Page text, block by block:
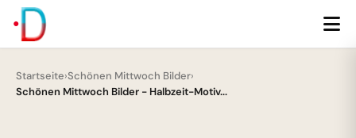
Startseite›Schönen Mittwoch Bilder›
Schönen Mittwoch Bilder - Halbzeit-Motiv...